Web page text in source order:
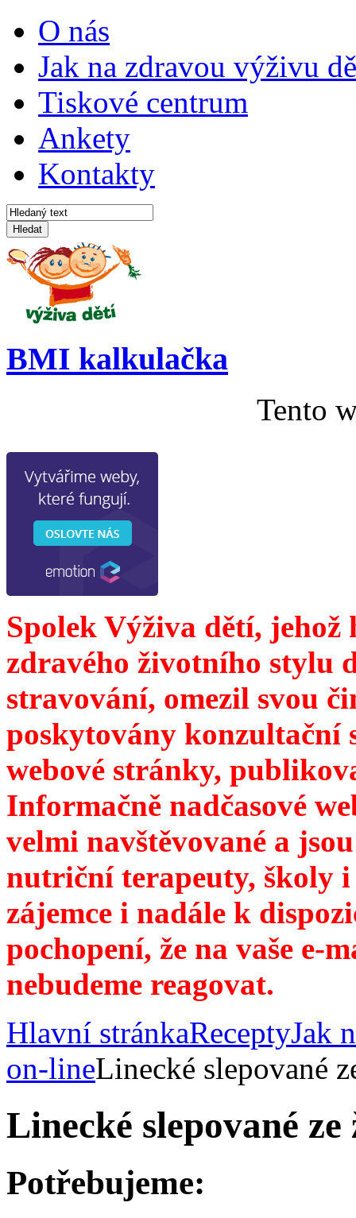
O nás
Jak na zdravou výživu
Tiskové centrum
Ankety
Kontakty
Hledat
BMI kalkulačka
Tento
Spolek Výživa dětí,
zdravého životního stylu
stravování, omezil svou
poskytovány konzultační
webové stránky,
Informačně nadčasové
velmi navštěvované a
nutriční terapeuty, školy
zájemce i nadále k
pochopení, že na vaše e-
nebudeme reagovat.
Hlavní stránkaReceptyJak
on-lineLinecké slepované
Linecké slepované
Potřebujeme: